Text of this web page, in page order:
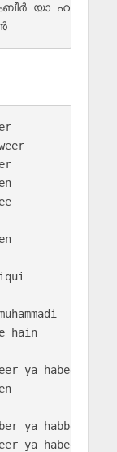
യാ ഹബീബ്
hain
ya habeeb
ya habbeb
ya habeeb